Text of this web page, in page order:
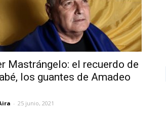
Mastrángelo: el recuerdo de
los guantes de Amadeo
- 25 junio, 2021